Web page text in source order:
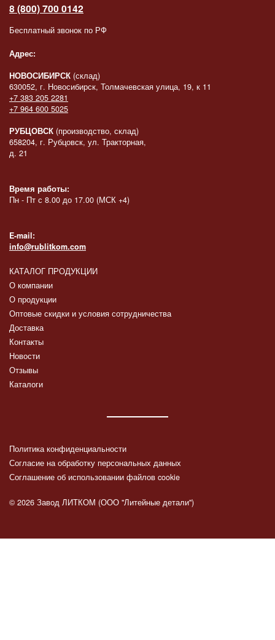
8 (800) 700 0142
Бесплатный звонок по РФ
Адрес:
НОВОСИБИРСК (склад)
630052, г. Новосибирск, Толмачевская улица, 19, к 11
+7 383 205 2281
+7 964 600 5025
РУБЦОВСК (производство, склад)
658204, г. Рубцовск, ул. Тракторная,
д. 21
Время работы:
Пн - Пт с 8.00 до 17.00 (МСК +4)
E-mail:
info@rublitkom.com
КАТАЛОГ ПРОДУКЦИИ
О компании
О продукции
Оптовые скидки и условия сотрудничества
Доставка
Контакты
Новости
Отзывы
Каталоги
Политика конфиденциальности
Согласие на обработку персональных данных
Соглашение об использовании файлов cookie
© 2026 Завод ЛИТКОМ (ООО "Литейные детали")